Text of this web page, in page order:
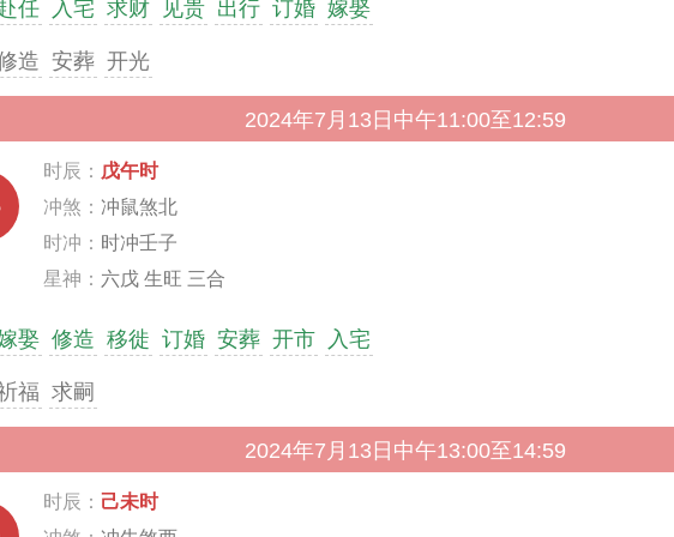
任 入宅 求财 见贵 出行 订婚 嫁娶
造 安葬 开光
2024年7月13日中午11:00至12:59
时辰： 戊午时
冲煞： 冲鼠煞北
时冲： 时冲壬子
星神： 六戊 生旺 三合
娶 修造 移徙 订婚 安葬 开市 入宅
福 求嗣
2024年7月13日中午13:00至14:59
时辰： 己未时